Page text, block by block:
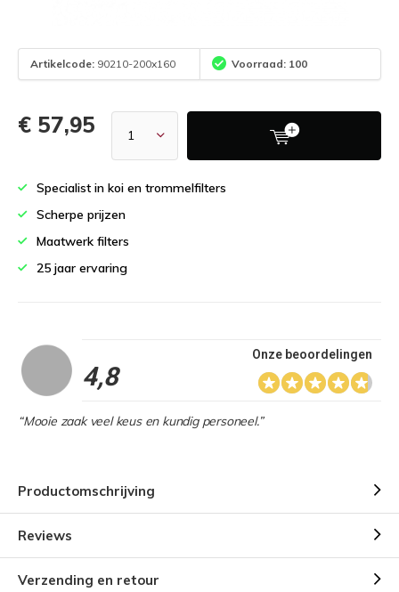
Artikelcode: 90210-200x160 Voorraad: 100
€ 57,95
Specialist in koi en trommelfilters
Scherpe prijzen
Maatwerk filters
25 jaar ervaring
4,8
Onze beoordelingen
“Mooie zaak veel keus en kundig personeel.”
Productomschrijving
Reviews
Verzending en retour